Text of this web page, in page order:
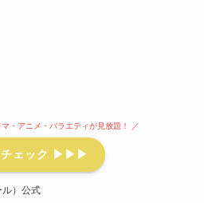
・アニメ・バラエティが見放題！ ／
チェック ▶▶▶
）公式